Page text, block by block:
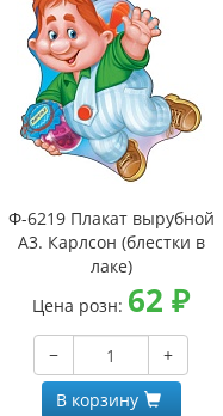
Ф-6219 Плакат вырубной
А3. Карлсон (блестки в
лаке)
Цена розн: 62₽
−
+
В корзину